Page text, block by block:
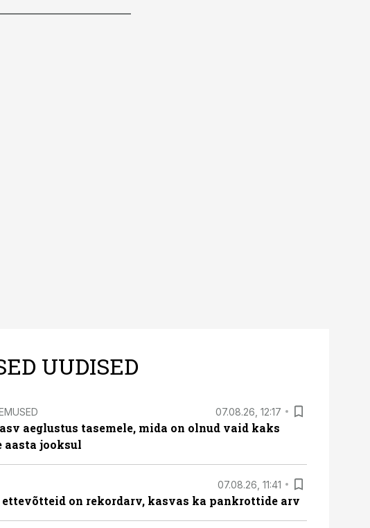
UUDISED
07.08.26, 12:17
aeglustus tasemele, mida on olnud vaid kaks
aasta jooksul
07.08.26, 11:41
on rekordarv, kasvas ka pankrottide arv